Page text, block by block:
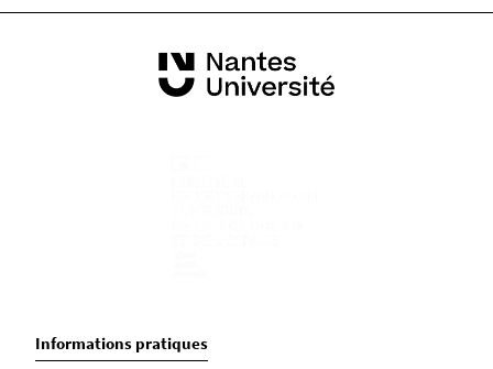
Informations pratiques